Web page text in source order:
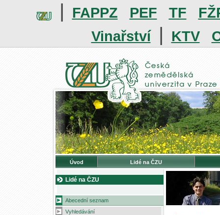
| FAPPZ PEF TF
Vinařství | KTV
Úvod Lidé na ČZU
Lidé na ČZU
Abecední seznam
Vyhledávání